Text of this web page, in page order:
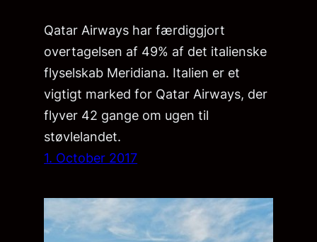
Qatar Airways har færdiggjort
overtagelsen af 49% af det italienske
flyselskab Meridiana. Italien er et
vigtigt marked for Qatar Airways, der
flyver 42 gange om ugen til
støvlelandet.
1. October 2017